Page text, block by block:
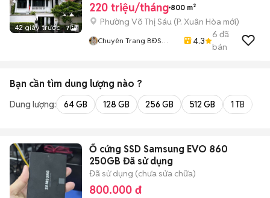
42 giây trước 7
220 triệu/tháng 800 m²
Phường Võ Thị Sáu (P. Xuân Hòa mới)
Chuyên Trang BĐS
4.3
6 đã
bán
Bạn cần tìm dung lượng nào ?
Dung lượng: 64 GB 128 GB 256 GB 512 GB 1 TB
Ổ cứng SSD Samsung EVO 860
250GB Đã sử dụng
Đã sử dụng (chưa sửa chữa)
800.000 đ